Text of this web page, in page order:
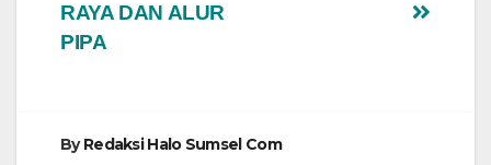
RAYA DAN ALUR
PIPA
ByRedaksi Halo Sumsel Com